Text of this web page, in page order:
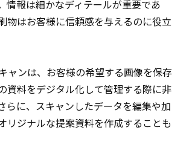
情報は細かなディテールが重要であ
物はお客様に信頼感を与えるのに役立
ャンは、お客様の希望する画像を保存
資料をデジタル化して管理する際に非
らに、スキャンしたデータを編集や加
リジナルな提案資料を作成することも